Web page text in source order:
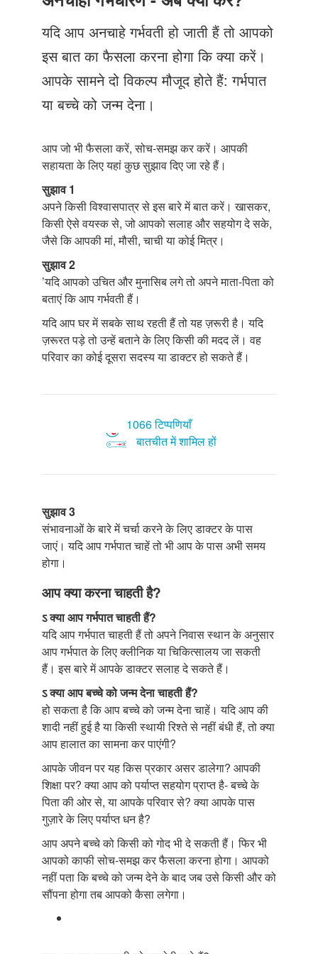
Just Poocho
संपर्क करें
यदि आप अनचाहे गर्भवती हो जाती हैं तो आपको
इस बात का फैसला करना होगा कि क्या करें।
आपके सामने दो विकल्प मौजूद होते हैं: गर्भपात
या बच्चे को जन्म देना।
आप जो भी फैसला करें, सोच-समझ कर करें। आपकी
सहायता के लिए यहां कुछ सुझाव दिए जा रहे हैं।
सुझाव 1
अपने किसी विश्वासपात्र से इस बारे में बात करें। खासकर,
किसी ऐसे वयस्क से, जो आपको सलाह और सहयोग दे सके,
जैसे कि आपकी मां, मौसी, चाची या कोई मित्र।
सुझाव 2
’यदि आपको उचित और मुनासिब लगे तो अपने माता-पिता को
बताएं कि आप गर्भवती हैं।
यदि आप घर में सबके साथ रहती हैं तो यह ज़रूरी है। यदि
ज़रूरत पड़े तो उन्हें बताने के लिए किसी की मदद लें। वह
परिवार का कोई दूसरा सदस्य या डाक्टर हो सकते हैं।
1066 टिप्पणियाँ
बातचीत में शामिल हों
सुझाव 3
संभावनाओं के बारे में चर्चा करने के लिए डाक्टर के पास
जाएं। यदि आप गर्भपात चाहें तो भी आप के पास अभी समय
होगा।
आप क्या करना चाहती है?
ऽ क्या आप गर्भपात चाहती हैं?
यदि आप गर्भपात चाहती हैं तो अपने निवास स्थान के अनुसार
आप गर्भपात के लिए क्लीनिक या चिकित्सालय जा सकती
हैं। इस बारे में आपके डाक्टर सलाह दे सकते हैं।
ऽ क्या आप बच्चे को जन्म देना चाहती हैं?
हो सकता है कि आप बच्चे को जन्म देना चाहें। यदि आप की
शादी नहीं हुई है या किसी स्थायी रिश्ते से नहीं बंधी हैं, तो क्या
आप हालात का सामना कर पाएंगी?
आपके जीवन पर यह किस प्रकार असर डालेगा? आपकी
शिक्षा पर? क्या आप को पर्याप्त सहयोग प्राप्त है- बच्चे के
पिता की ओर से, या आपके परिवार से? क्या आपके पास
गुज़ारे के लिए पर्याप्त धन है?
आप अपने बच्चे को किसी को गोद भी दे सकती हैं। फिर भी
आपको काफी सोच-समझ कर फैसला करना होगा। आपको
नहीं पता कि बच्चे को जन्म देने के बाद जब उसे किसी और को
सौंपना होगा तब आपको कैसा लगेगा।